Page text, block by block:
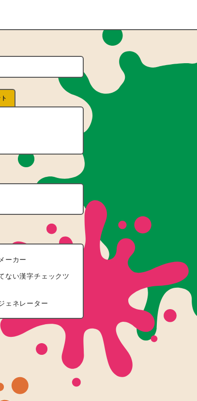
ーカー
ない漢字チェックツ
ェネレーター